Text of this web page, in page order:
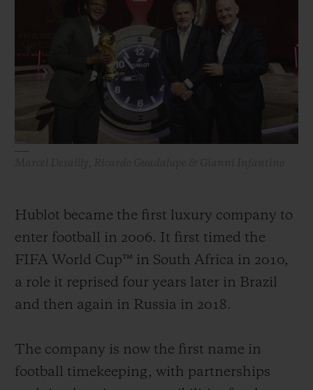
Hublot became the first luxury company to
enter football in 2006. It first timed the
FIFA World Cup™ in South Africa in 2010,
a role it reprised four years later in Brazil
and then again in Russia in 2018.
The company is now the first name in
football timekeeping, with partnerships